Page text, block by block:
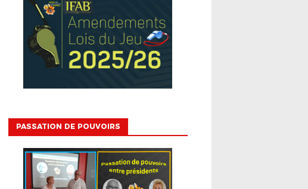
PASSATION DE POUVOIRS